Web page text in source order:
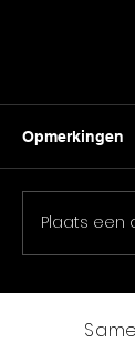
Opmerkingen
Plaats een